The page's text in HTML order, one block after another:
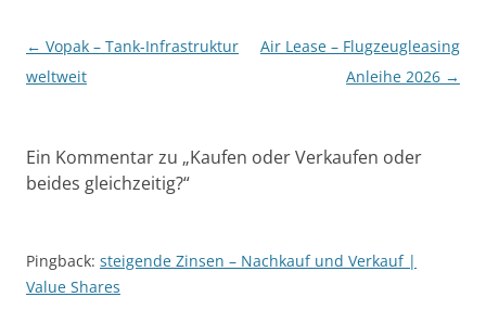
Beitragsnavigation
← Vopak – Tank-Infrastruktur
weltweit
Air Lease – Flugzeugleasing
Anleihe 2026 →
Ein Kommentar zu „Kaufen oder Verkaufen oder
beides gleichzeitig?“
Pingback: steigende Zinsen – Nachkauf und Verkauf |
Value Shares